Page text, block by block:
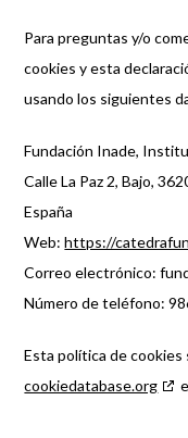
Para preguntas y/o
cookies y esta
usando los siguientes
Fundación Inade,
Calle La Paz 2, Bajo,
España
Web:https://
Correo electrónico:
Número de teléfono:
Esta política de cookies
cookiedatabase.org